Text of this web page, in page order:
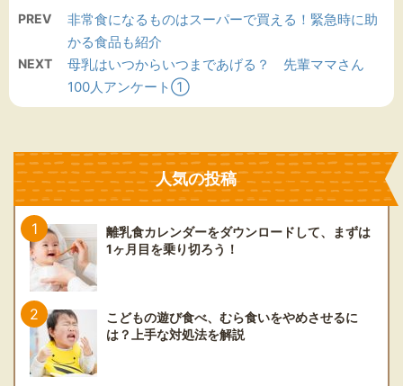
PREV
非常食になるものはスーパーで買える！緊急時に助
かる食品も紹介
NEXT
母乳はいつからいつまであげる？ 先輩ママさん
100人アンケート①
人気の投稿
離乳食カレンダーをダウンロードして、まずは
1ヶ月目を乗り切ろう！
こどもの遊び食べ、むら食いをやめさせるに
は？上手な対処法を解説